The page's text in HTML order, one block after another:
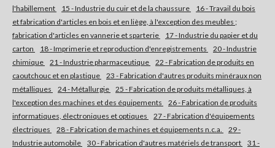
S'abonner
l'habillement
15 - Industrie du cuir et de la chaussure
16 - Travail du bois
et fabrication d'articles en bois et en liège, à l'exception des meubles ;
fabrication d'articles en vannerie et sparterie
17 - Industrie du papier et du
carton
18 - Imprimerie et reproduction d'enregistrements
20 - Industrie
chimique
21 - Industrie pharmaceutique
22 - Fabrication de produits en
caoutchouc et en plastique
23 - Fabrication d'autres produits minéraux non
métalliques
24 - Métallurgie
25 - Fabrication de produits métalliques, à
l'exception des machines et des équipements
26 - Fabrication de produits
informatiques, électroniques et optiques
27 - Fabrication d'équipements
électriques
28 - Fabrication de machines et équipements n.c.a.
29 -
Industrie automobile
30 - Fabrication d'autres matériels de transport
31 -